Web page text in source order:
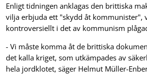
Enligt tidningen anklagas den brittiska
vilja erbjuda ett "skydd åt kommunister",
kontroversiellt i det av kommunism
- Vi måste komma åt de brittiska
det kalla kriget, som utkämpades av
hela jordklotet, säger Helmut Müller-